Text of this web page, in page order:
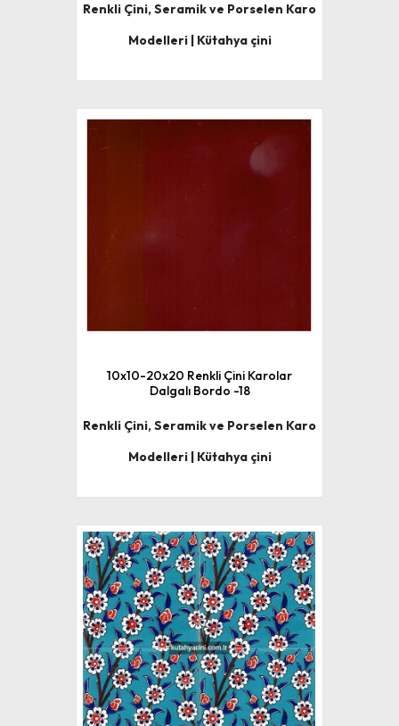
Renkli Çini, Seramik ve Porselen Karo
Modelleri | Kütahya çini
10x10-20x20 Renkli Çini Karolar
Dalgalı Bordo -18
Renkli Çini, Seramik ve Porselen Karo
Modelleri | Kütahya çini